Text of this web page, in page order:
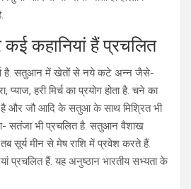
कहानियां हैं प्रचलित
है. सतुआन में खेतों से नये कटे अन्न जैसे-
हरी मिर्च का प्रयोग होता है. चने का
और जौ आदि के सतुआ के साथ मिश्रित भी
सतंजा भी प्रचलित है. सतुआन वैशाख
तब सूर्य मीन से मेष राशि में प्रवेश करते हैं.
प्रचलित हैं. यह अनुष्ठान भारतीय सभ्यता के